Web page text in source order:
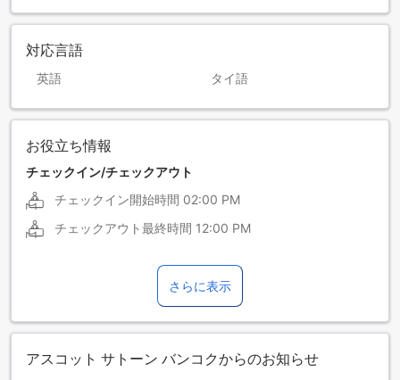
対応言語
英語 タイ語
お役立ち情報
チェックイン/チェックアウト
チェックイン開始時間 02:00 PM
チェックアウト最終時間 12:00 PM
さらに表示
アスコット サトーン バンコクからのお知らせ